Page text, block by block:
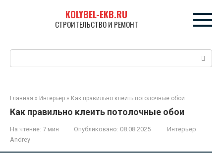
KOLYBEL-EKB.RU
СТРОИТЕЛЬСТВО И РЕМОНТ
Главная » Интерьер » Как правильно клеить потолочные обои
Как правильно клеить потолочные обои
На чтение: 7 мин Опубликовано: 08.08.2025
Интерьер
Andrey